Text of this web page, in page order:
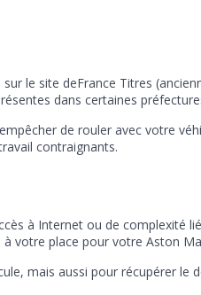
le site deFrance Titres
dans certaines
de rouler avec votre
contraignants.
à Internet ou de complexité
à votre place pour votre Aston
mais aussi pour récupérer le